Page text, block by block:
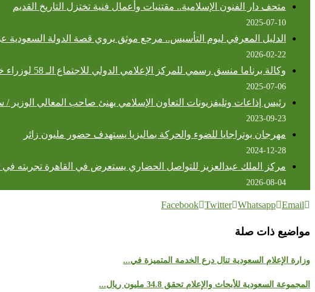
متحف دار الفنون الإسلامية.. مقتنيات وأعمال فنية تختزل التاريخ القديم
2025-07-10
الدليل المعرفي ليوم التأسيس.. مرجع موثق يروي قصة الدولة السعودية
2026-02-22
وكالة برناما منسق رسمي للمركز الإعلامي الدولي للاجتماع الـ 58 لوزراء خارجية دول رابطة جنوب شرقي آسيا (آسيان)
2025-07-06
رئيس إذاعات وتليفزيونات التعاون الإسلامي يهنئ صاحب المعالي الوزير /
2023-09-23
مهرجان بوتراجايا للضوء والحركة بماليزيا يستهدف حضور مليون زائر
2024-12-28
مركز الملك عبدالعزيز للتواصل الحضاري يستعرض في القاهرة تجربته في
2026-08-04
Facebook Twitter Whatsapp Email
مواضيع ذات صلة
وزارة الإعلام السعودية تنال درع الخدمة المتميزة في...
المجموعة السعودية للأبحاث والإعلام تحقق 34.8 مليون ريال...